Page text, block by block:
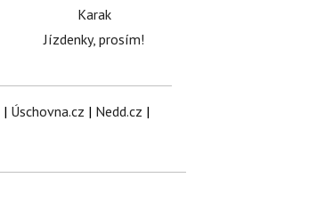
Karak
Jízdenky, prosím!
| Úschovna.cz | Nedd.cz |